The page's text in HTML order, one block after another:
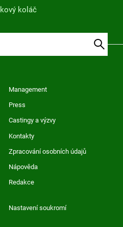
koláč
Management
Press
Castingy a výzvy
Kontakty
Zpracování osobních údajů
Nápověda
Redakce
Nastavení soukromí